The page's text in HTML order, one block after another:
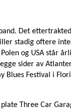
Det
stadig oftere
og USA står
sider av
Blues Festival i
Three Car